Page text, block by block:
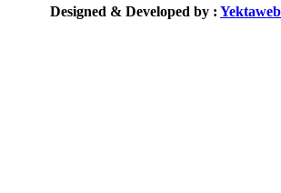
Designed & Developed by :